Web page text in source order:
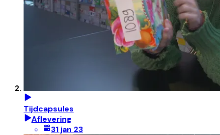
Tijdcapsules
Aflevering
31 jan 23